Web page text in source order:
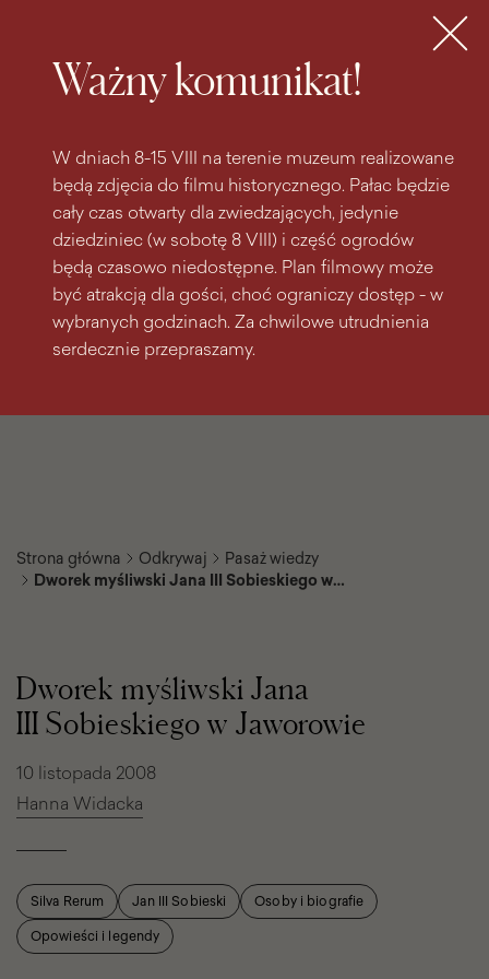
Ważny komunikat!
W dniach 8-15 VIII na terenie muzeum realizowane
będą zdjęcia do filmu historycznego. Pałac będzie
cały czas otwarty dla zwiedzających, jedynie
dziedziniec (w sobotę 8 VIII) i część ogrodów
będą czasowo niedostępne. Plan filmowy może
być atrakcją dla gości, choć ograniczy dostęp - w
wybranych godzinach. Za chwilowe utrudnienia
serdecznie przepraszamy.
MENU
Strona główna Odkrywaj
Pasaż wiedzy
Dworek myśliwski Jana III Sobieskiego w
Jana
III
Sobieskiego
w
Dworek myśliwski Jana
III Sobieskiego w Jaworowie
10 listopada 2008
Hanna Widacka
Silva Rerum Jan III Sobieski
Osoby i biografie
Opowieści i legendy